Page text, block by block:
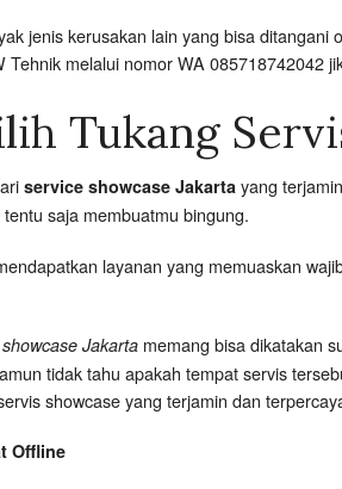
jenis kerusakan lain yang bisa
Tehnik melalui nomor WA 085718742042
Tukang
service showcase Jakarta yang
saja membuatmu bingung.
layanan yang memuaskan
Jakarta memang bisa dikatakan
tidak tahu apakah tempat servis
showcase yang terjamin dan
Offline